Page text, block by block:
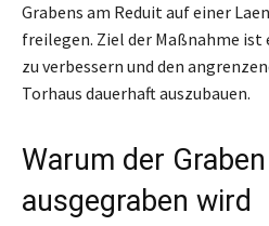
Grabens am Reduit auf einer
freilegen. Ziel der Maßnahme ist
zu verbessern und den
Torhaus dauerhaft auszubauen.
Warum der
ausgegraben wird